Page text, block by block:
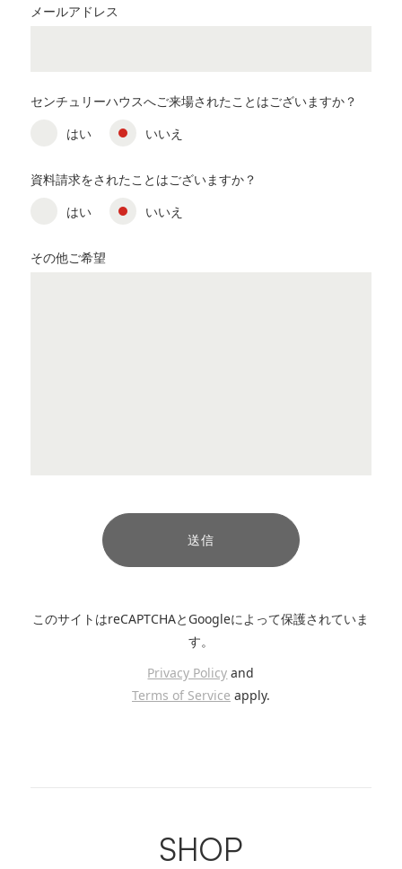
メールアドレス
センチュリーハウスへご来場されたことはございますか？
はい
いいえ
資料請求をされたことはございますか？
はい
いいえ
その他ご希望
このサイトはreCAPTCHAとGoogleによって保護されていま
す。
Privacy Policy and
Terms of Service apply.
SHOP